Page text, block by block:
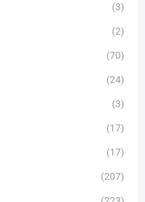
(3)
(2)
(70)
(24)
(3)
(17)
(17)
(207)